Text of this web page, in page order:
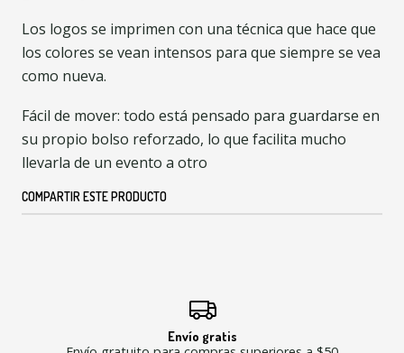
Los logos se imprimen con una técnica que hace que
los colores se vean intensos para que siempre se vea
como nueva.
Fácil de mover: todo está pensado para guardarse en
su propio bolso reforzado, lo que facilita mucho
llevarla de un evento a otro
COMPARTIR ESTE PRODUCTO
Envío gratis